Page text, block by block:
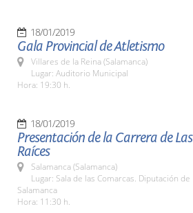
18/01/2019
Gala Provincial de Atletismo
Villares de la Reina (Salamanca)
Lugar: Auditorio Municipal
Hora: 19:30 h.
18/01/2019
Presentación de la Carrera de Las
Raíces
Salamanca (Salamanca)
Lugar: Sala de las Comarcas. Diputación de
Salamanca
Hora: 11:30 h.